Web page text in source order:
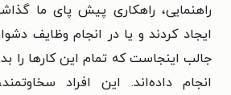
راهنمایی، راهکاری پیش پای ما
ایجاد کردند و یا در انجام وظایف
جالب اینجاست که تمام این کارها